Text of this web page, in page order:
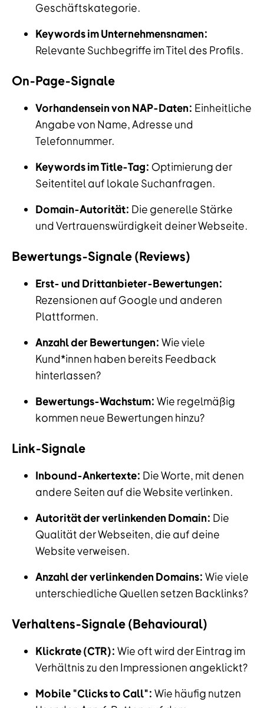
Geschäftskategorie.
Keywords im Unternehmensnamen:
Relevante Suchbegriffe im Titel des Profils.
On-Page-Signale
Vorhandensein von NAP-Daten: Einheitliche
Angabe von Name, Adresse und
Telefonnummer.
Keywords im Title-Tag: Optimierung der
Seitentitel auf lokale Suchanfragen.
Domain-Autorität: Die generelle Stärke
und Vertrauenswürdigkeit deiner Webseite.
Bewertungs-Signale (Reviews)
Erst- und Drittanbieter-Bewertungen:
Rezensionen auf Google und anderen
Plattformen.
Anzahl der Bewertungen: Wie viele
Kund*innen haben bereits Feedback
hinterlassen?
Bewertungs-Wachstum: Wie regelmäßig
kommen neue Bewertungen hinzu?
Link-Signale
Inbound-Ankertexte: Die Worte, mit denen
andere Seiten auf die Website verlinken.
Autorität der verlinkenden Domain: Die
Qualität der Webseiten, die auf deine
Website verweisen.
Anzahl der verlinkenden Domains: Wie viele
unterschiedliche Quellen setzen Backlinks?
Verhaltens-Signale (Behavioural)
Klickrate (CTR): Wie oft wird der Eintrag im
Verhältnis zu den Impressionen angeklickt?
Mobile "Clicks to Call": Wie häufig nutzen